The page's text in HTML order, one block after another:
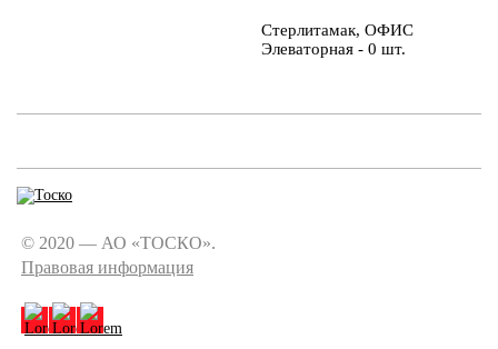
Стерлитамак, ОФИС
Элеваторная - 0 шт.
© 2020 — АО «ТОСКО».
Правовая информация